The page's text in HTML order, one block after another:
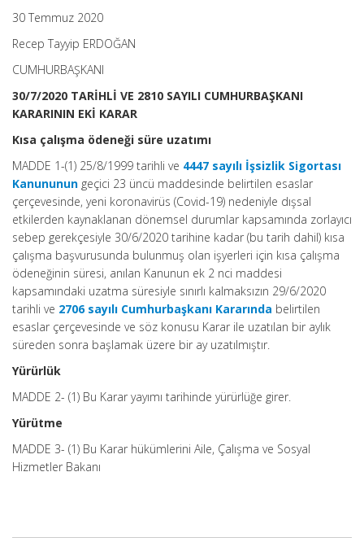
30 Temmuz 2020
Recep Tayyip ERDOĞAN
CUMHURBAŞKANI
30/7/2020 TARİHLİ VE 2810 SAYILI CUMHURBAŞKANI
KARARININ EKİ KARAR
Kısa çalışma ödeneği süre uzatımı
MADDE 1-(1) 25/8/1999 tarihli ve 4447 sayılı İşsizlik Sigortası
Kanununun geçici 23 üncü maddesinde belirtilen esaslar
çerçevesinde, yeni koronavirüs (Covid-19) nedeniyle dışsal
etkilerden kaynaklanan dönemsel durumlar kapsamında zorlayıcı
sebep gerekçesiyle 30/6/2020 tarihine kadar (bu tarih dahil) kısa
çalışma başvurusunda bulunmuş olan işyerleri için kısa çalışma
ödeneğinin süresi, anılan Kanunun ek 2 nci maddesi
kapsamındaki uzatma süresiyle sınırlı kalmaksızın 29/6/2020
tarihli ve 2706 sayılı Cumhurbaşkanı Kararında belirtilen
esaslar çerçevesinde ve söz konusu Karar ile uzatılan bir aylık
süreden sonra başlamak üzere bir ay uzatılmıştır.
Yürürlük
MADDE 2- (1) Bu Karar yayımı tarihinde yürürlüğe girer.
Yürütme
MADDE 3- (1) Bu Karar hükümlerini Aile, Çalışma ve Sosyal
Hizmetler Bakanı